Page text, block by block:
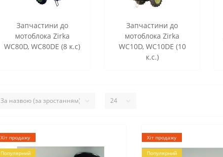
Запчастини до
мотоблока Zirka
WC80D, WC80DE (8 к.с)
Запчастини до
мотоблока Zirka
WC10D, WC10DE (10
к.с.)
Хіт продажу
Популярний
Хіт продажу
Популярний